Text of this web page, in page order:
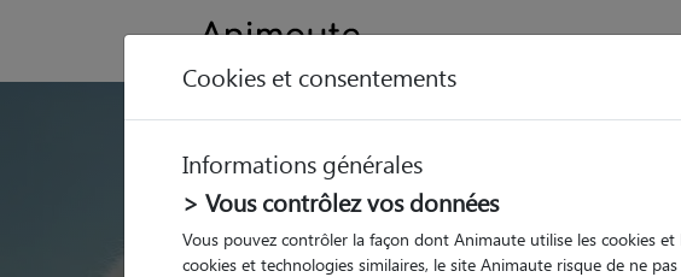
GARDE ANIMAUX à Caraman
Trouvez une garde
Caraman
Cookies et consentements
Informations générales
> Vous contrôlez vos données
Vous pouvez contrôler la façon dont Animaute utilise les cookies
cookies et technologies similaires, le site Animaute risque de ne